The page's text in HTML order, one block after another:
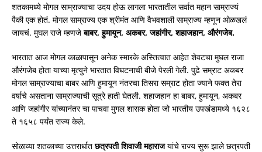
शतकामध्ये मोगल साम्राज्याचा उदय होऊ लागला भारतातील सर्वात महान साम्राज्यं
पैकी एक होतं. मोगल साम्राज्य एक श्रीमंत आणि वैभवशाली साम्राज्य म्हणून ओळखलं
जायचं. मुघल राजे म्हणजेबाबर, हुमायून, अकबर, जहांगीर, शहाजहान, औरंगजेब.
भारतात आज मोगल काळापासून अनेक स्मारके अस्तित्वात आहेत शेवटचा मुघल राजा
औरंगजेब होता याच्या मृत्युने भारतात विघटनाची बीजे पेरली गेली. पुढे सम्राट अकबर
मोगल साम्राज्याचा बाबर आणि हुमायून नंतरचा तिसरा सम्राट होता ज्याने फक्त तेरा
वर्षाचे असताना साम्राज्याची सूत्रे हाती घेतली. शहाजहान हा बाबर, हुमायून, अकबर
आणि जहांगीर यांच्यानंतर चा पाचवा मुगल शासक होता जो भारतीय उपखंडामध्ये १६२८
ते १६५८ पर्यंत राज्य केले.
सोळाव्या शतकाच्या उत्तरार्धातछत्रपतीशिवाजी महाराजयांचे राज्य सुरू झाले छत्रपती